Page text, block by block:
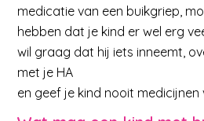
medicatie van een buikgriep,
hebben dat je kind er wel erg
wil graag dat hij iets inneemt,
met je HA
en geef je kind nooit medicijnen